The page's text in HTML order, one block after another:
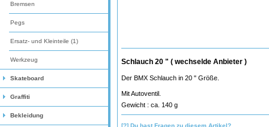
Bremsen
Pegs
Ersatz- und Kleinteile (1)
Werkzeug
Skateboard
Graffiti
Bekleidung
Schlauch 20 " ( wechselde Anbieter )
Der BMX Schlauch in 20 " Größe.
Mit Autoventil.
Gewicht : ca. 140 g
[?] Du hast Fragen zu diesem Artikel?